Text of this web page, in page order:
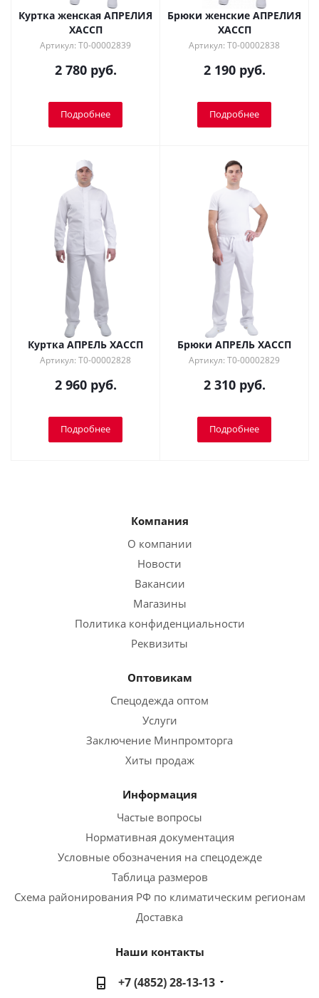
Куртка женская АПРЕЛИЯ
ХАССП
Артикул: Т0-00002839
2 780 руб.
Подробнее
Брюки женские АПРЕЛИЯ
ХАССП
Артикул: Т0-00002838
2 190 руб.
Подробнее
Куртка АПРЕЛЬ ХАССП
Артикул: Т0-00002828
2 960 руб.
Подробнее
Брюки АПРЕЛЬ ХАССП
Артикул: Т0-00002829
2 310 руб.
Подробнее
Компания
О компании
Новости
Вакансии
Магазины
Политика конфиденциальности
Реквизиты
Оптовикам
Спецодежда оптом
Услуги
Заключение Минпромторга
Хиты продаж
Информация
Частые вопросы
Нормативная документация
Условные обозначения на спецодежде
Таблица размеров
Схема районирования РФ по климатическим регионам
Доставка
Наши контакты
+7 (4852) 28-13-13